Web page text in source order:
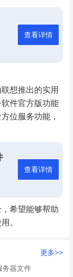
查看详情
想推出的实用
件官方版功能
位服务功能，
查看详情
希望能够帮助
。
更多>>
务器文件